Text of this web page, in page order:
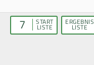
7 START
LISTE
ERGEBNIS
LISTE